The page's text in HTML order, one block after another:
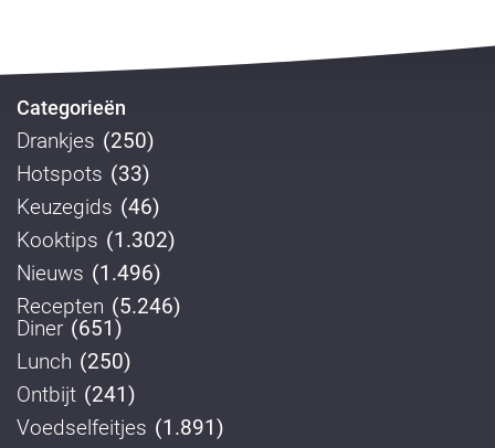
Categorieën
Drankjes (250)
Hotspots (33)
Keuzegids (46)
Kooktips (1.302)
Nieuws (1.496)
Recepten (5.246)
Diner (651)
Lunch (250)
Ontbijt (241)
Voedselfeitjes (1.891)